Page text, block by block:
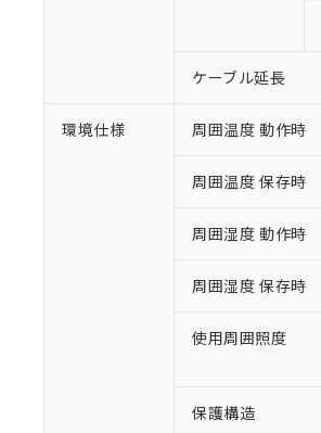
ケーブル延長
環境仕様 周囲温度 動作時
周囲温度 保存時
周囲湿度 動作時
周囲湿度 保存時
使用周囲照度
保護構造